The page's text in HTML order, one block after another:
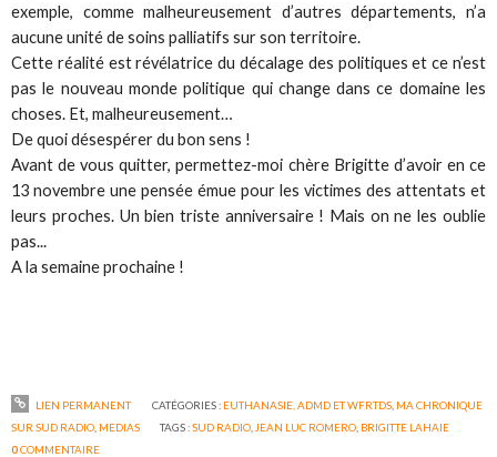
exemple, comme malheureusement d’autres départements, n’a
aucune unité de soins palliatifs sur son territoire.
Cette réalité est révélatrice du décalage des politiques et ce n’est
pas le nouveau monde politique qui change dans ce domaine les
choses. Et, malheureusement…
De quoi désespérer du bon sens !
Avant de vous quitter, permettez-moi chère Brigitte d’avoir en ce
13 novembre une pensée émue pour les victimes des attentats et
leurs proches. Un bien triste anniversaire ! Mais on ne les oublie
pas...
A la semaine prochaine !
LIEN PERMANENT CATÉGORIES : EUTHANASIE, ADMD ET WFRTDS, MA CHRONIQUE
SUR SUD RADIO MEDIAS TAGS :SUD RADIO JEAN LUC ROMERO BRIGITTE LAHAIE
0COMMENTAIRE